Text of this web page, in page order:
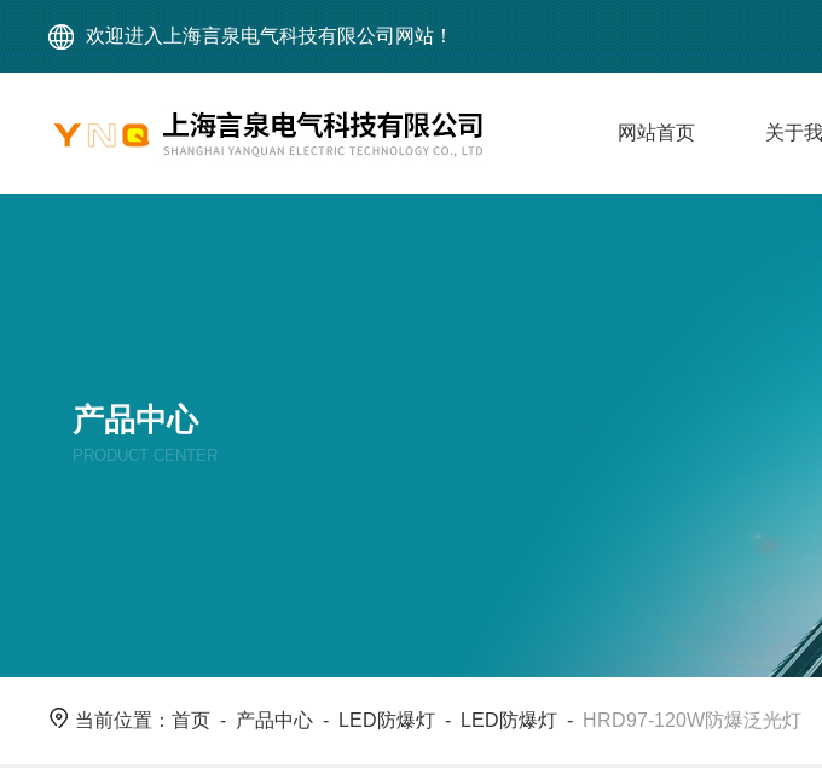
欢迎进入上海言泉电气科技有限公司网站！
网站首页 关于
产品中心
PRODUCT CENTER
当前位置：首页 - 产品中心 - LED防爆灯 - LED防爆灯 - HRD97-120W防爆泛光灯